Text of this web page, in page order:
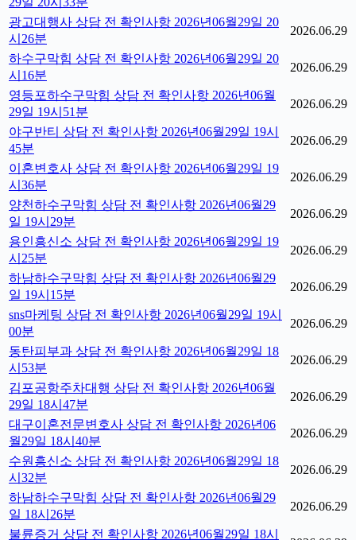
광고대행사 상담 전 확인사항 2026년06월29일 20
시26분
2026.06.29
하수구막힘 상담 전 확인사항 2026년06월29일 20
시16분
2026.06.29
영등포하수구막힘 상담 전 확인사항 2026년06월
29일 19시51분
2026.06.29
야구반티 상담 전 확인사항 2026년06월29일 19시
45분
2026.06.29
이혼변호사 상담 전 확인사항 2026년06월29일 19
시36분
2026.06.29
양천하수구막힘 상담 전 확인사항 2026년06월29
일 19시29분
2026.06.29
용인흥신소 상담 전 확인사항 2026년06월29일 19
시25분
2026.06.29
하남하수구막힘 상담 전 확인사항 2026년06월29
일 19시15분
2026.06.29
sns마케팅 상담 전 확인사항 2026년06월29일 19시
00분
2026.06.29
동탄피부과 상담 전 확인사항 2026년06월29일 18
시53분
2026.06.29
김포공항주차대행 상담 전 확인사항 2026년06월
29일 18시47분
2026.06.29
대구이혼전문변호사 상담 전 확인사항 2026년06
월29일 18시40분
2026.06.29
수원흥신소 상담 전 확인사항 2026년06월29일 18
시32분
2026.06.29
하남하수구막힘 상담 전 확인사항 2026년06월29
일 18시26분
2026.06.29
불륜증거 상담 전 확인사항 2026년06월29일 18시